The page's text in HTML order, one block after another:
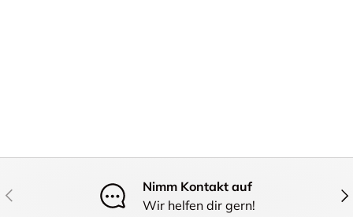
Vorherige
Nimm Kontakt auf
Wir helfen dir gern!